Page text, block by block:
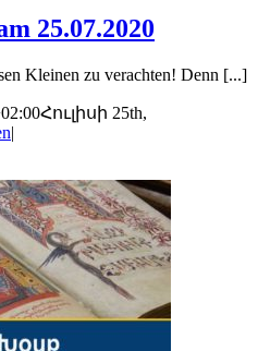
25.07.2020
Kleinen zu verachten! Denn [...]
Հուլիսի 25th,
|